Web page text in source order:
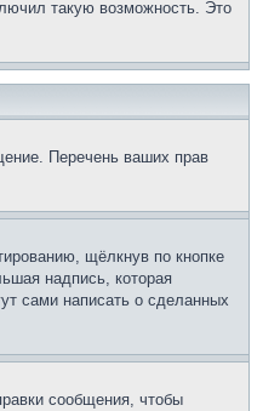
такую возможность. Это
Перечень ваших прав
щёлкнув по кнопке
надпись, которая
сами написать о сделанных
сообщения, чтобы